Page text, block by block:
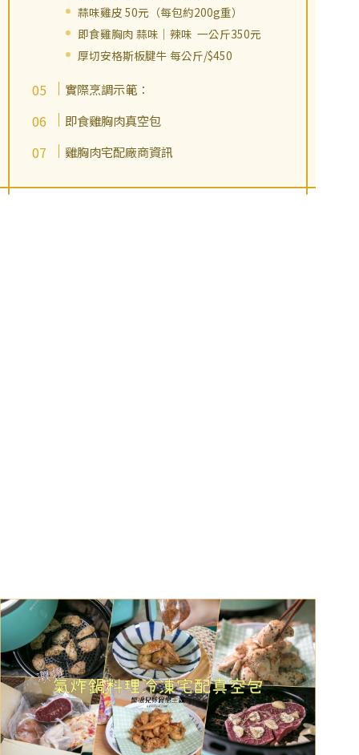
蒜味雞皮 50元（每包約200g重）
即食雞胸肉 蒜味｜辣味 一公斤350元
厚切安格斯板腱牛 每公斤/$450
實際烹調示範：
即食雞胸肉真空包
雞胸肉宅配廠商資訊